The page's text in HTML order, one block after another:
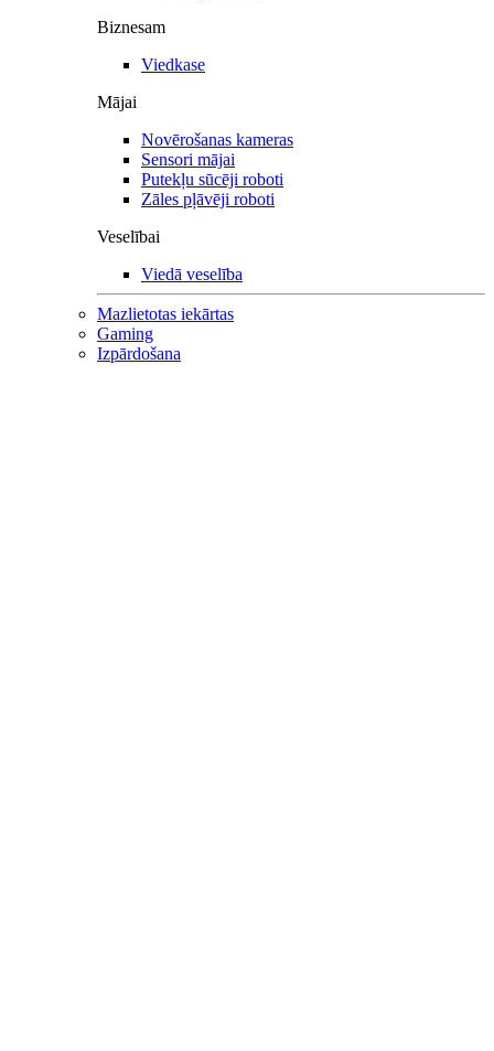
Biznesam
Viedkase
Mājai
Novērošanas kameras
Sensori mājai
Putekļu sūcēji roboti
Zāles pļāvēji roboti
Veselībai
Viedā veselība
Mazlietotas iekārtas
Gaming
Izpārdošana